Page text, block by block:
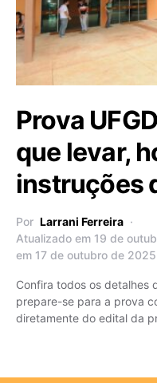
Prova
que levar,
instruções
Por Larrani Ferreira
Atualizado em 19 de
em 17 de outubro de 2025
Confira todos os detalhes
prepare-se para a prova
diretamente do edital da